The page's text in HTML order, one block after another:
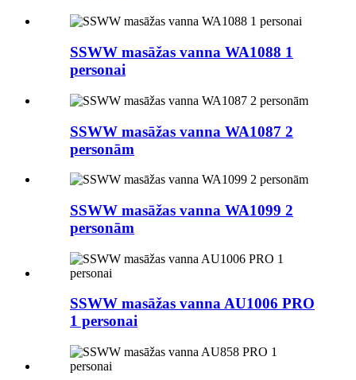
SSWW masāžas vanna WA1088 1
personai
SSWW masāžas vanna WA1087 2
personām
SSWW masāžas vanna WA1099 2
personām
SSWW masāžas vanna AU1006 PRO
1 personai